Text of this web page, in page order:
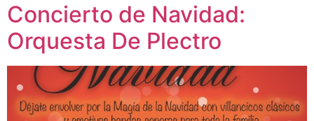
Concierto de Navidad:
Orquesta De Plectro